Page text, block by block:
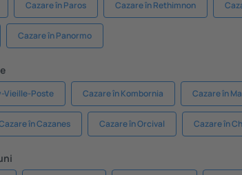
Cazare în Paros Cazare în Rethimnon
Cazare în Panormo
Vieille-Poste Cazare în Kombornia Cazare în
în Cazanes Cazare în Orcival Cazare în